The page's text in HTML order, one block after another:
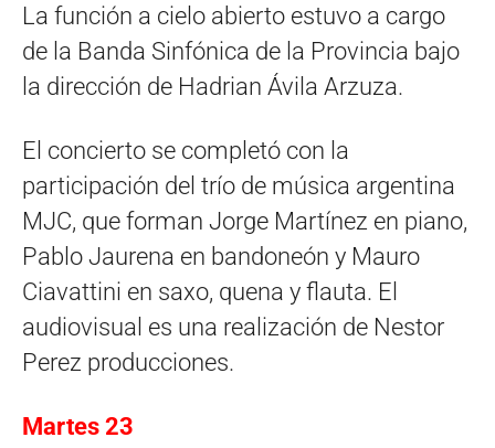
La función a cielo abierto estuvo a cargo
de la Banda Sinfónica de la Provincia bajo
la dirección de Hadrian Ávila Arzuza.
El concierto se completó con la
participación del trío de música argentina
MJC, que forman Jorge Martínez en piano,
Pablo Jaurena en bandoneón y Mauro
Ciavattini en saxo, quena y flauta. El
audiovisual es una realización de Nestor
Perez producciones.
Martes 23